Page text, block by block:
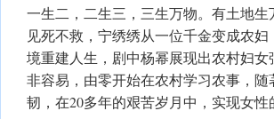
一生二，二生三，三生万物。有土地
见死不救，宁绣绣从一位千金变成农
境重建人生，剧中杨幂展现出农村妇
非容易，由零开始在农村学习农事，
韧，在20多年的艰苦岁月中，实现女性